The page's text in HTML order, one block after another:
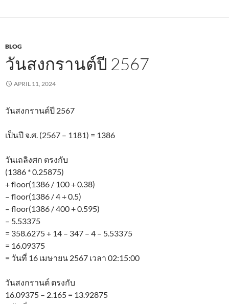
BLOG
วันสงกรานต์ปี 2567
APRIL 11, 2024
วันสงกรานต์ปี 2567
เป็นปี จ.ศ. (2567 – 1181) = 1386
วันเถลิงศก ตรงกับ
(1386 * 0.25875)
+ floor(1386 / 100 + 0.38)
– floor(1386 / 4 + 0.5)
– floor(1386 / 400 + 0.595)
– 5.53375
= 358.6275 + 14 – 347 – 4 – 5.53375
= 16.09375
= วันที่ 16 เมษายน 2567 เวลา 02:15:00
วันสงกรานต์ ตรงกับ
16.09375 – 2.165 = 13.92875